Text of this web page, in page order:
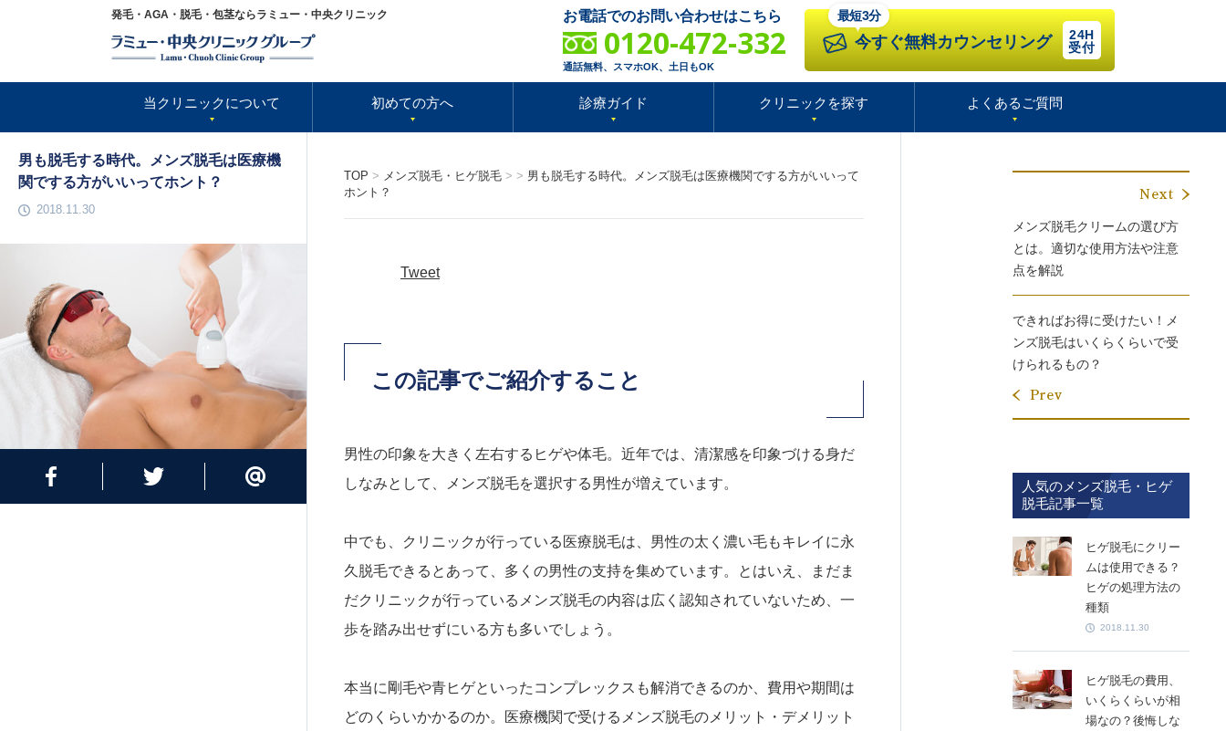
発毛・AGA・脱毛・包茎ならラミュー・中央クリニック お電話でのお問い合わせはこちら
0120-472-332
通話無料、スマホOK、土日もOK
最短3分
今すぐ無料カウンセリング
24H
受付
当クリニックについて 初めての方へ 診療ガイド クリニックを探す よくあるご質問
男も脱毛する時代。メンズ脱毛は医療機
関でする方がいいってホント？
2018.11.30
TOP > メンズ脱毛・ヒゲ脱毛 > > 男も脱毛する時代。メンズ脱毛は医療機関でする方がいいって
ホント？
Tweet
この記事でご紹介すること
男性の印象を大きく左右するヒゲや体毛。近年では、清潔感を印象づける身だ
しなみとして、メンズ脱毛を選択する男性が増えています。
中でも、クリニックが行っている医療脱毛は、男性の太く濃い毛もキレイに永
久脱毛できるとあって、多くの男性の支持を集めています。とはいえ、まだま
だクリニックが行っているメンズ脱毛の内容は広く認知されていないため、一
歩を踏み出せずにいる方も多いでしょう。
本当に剛毛や青ヒゲといったコンプレックスも解消できるのか、費用や期間は
どのくらいかかるのか。医療機関で受けるメンズ脱毛のメリット・デメリット
メンズ脱毛クリームの選び方
とは。適切な使用方法や注意
点を解説
できればお得に受けたい！メ
ンズ脱毛はいくらくらいで受
けられるもの？
人気のメンズ脱毛・ヒゲ
脱毛記事一覧
ヒゲ脱毛にクリー
ムは使用できる？
ヒゲの処理方法の
種類
2018.11.30
ヒゲ脱毛の費用、
いくらくらいが相
場なの？後悔しな